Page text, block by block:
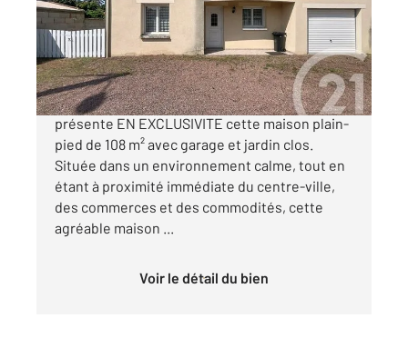
Maison à vendre
232 100 €
CENTURY 21 Solution Immobilière vous
présente EN EXCLUSIVITE cette maison plain-
pied de 108 m² avec garage et jardin clos.
Située dans un environnement calme, tout en
étant à proximité immédiate du centre-ville,
des commerces et des commodités, cette
agréable maison ...
Voir le détail du bien